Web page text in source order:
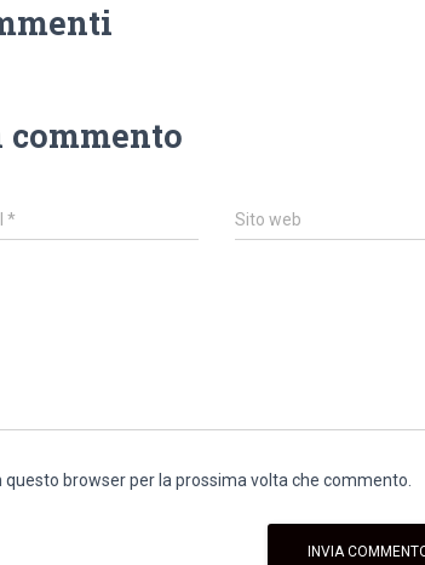
commento
* Sito web
browser per la prossima volta che commento.